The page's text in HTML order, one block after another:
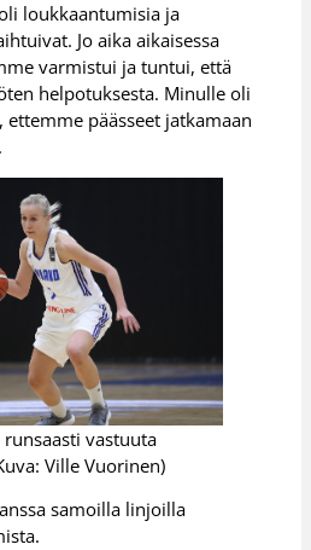
loukkaantumisia ja
Jo aika aikaisessa
varmistui ja tuntui, että
helpotuksesta. Minulle oli
päässeet jatkamaan
vastuuta
Ville Vuorinen)
samoilla linjoilla